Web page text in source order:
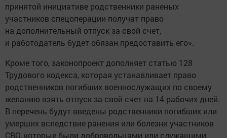
принятой инициативе родственники раненых
участников спецоперации получат право
на дополнительный отпуск за свой счет,
и работодатель будет обязан предоставить его».
Кроме того, законопроект дополняет статью 128
Трудового кодекса, которая устанавливает право
родственников погибших военнослужащих по своему
желанию взять отпуск за свой счет на 14 рабочих дней.
В перечень будут введены родственники погибших или
умерших вследствие ранения или болезни участников
СВО, которые были добровольцами или служащими